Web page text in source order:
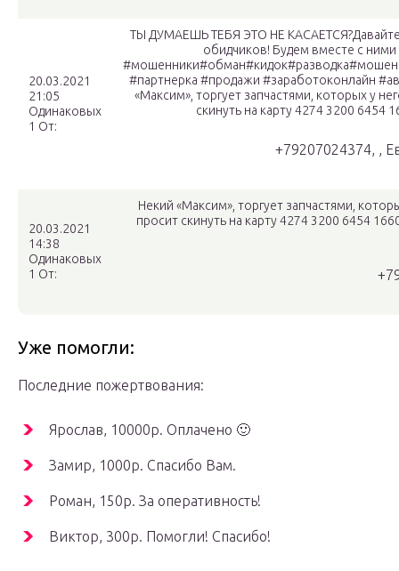
20.03.2021
21:05
Одинаковых
1 От:
ТЫ ДУМАЕШЬ ТЕБЯ ЭТО НЕ КАСАЕТСЯ?Давайте
обидчиков! Будем вместе с
#партнерка #продажи #заработоконлайн
«Максим», торгует запчастями, которых у
скинуть на карту 4274 3200 6454
+79207024374, ,
20.03.2021
14:38
Одинаковых
1 От:
Некий «Максим», торгует запчастями,
просит скинуть на карту 4274 3200 6454
Уже помогли:
Последние пожертвования:
Ярослав, 10000р. Оплачено 🙂
Замир, 1000р. Спасибо Вам.
Роман, 150р. За оперативность!
Виктор, 300р. Помогли! Спасибо!